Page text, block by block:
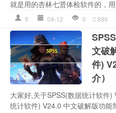
就是用的杏林七贤体检软件的，
tf 04-12 0 886
文破
件)
介）
大家好,关于SPSS(数据统计软件
统计软件) V24.0 中文破解版功